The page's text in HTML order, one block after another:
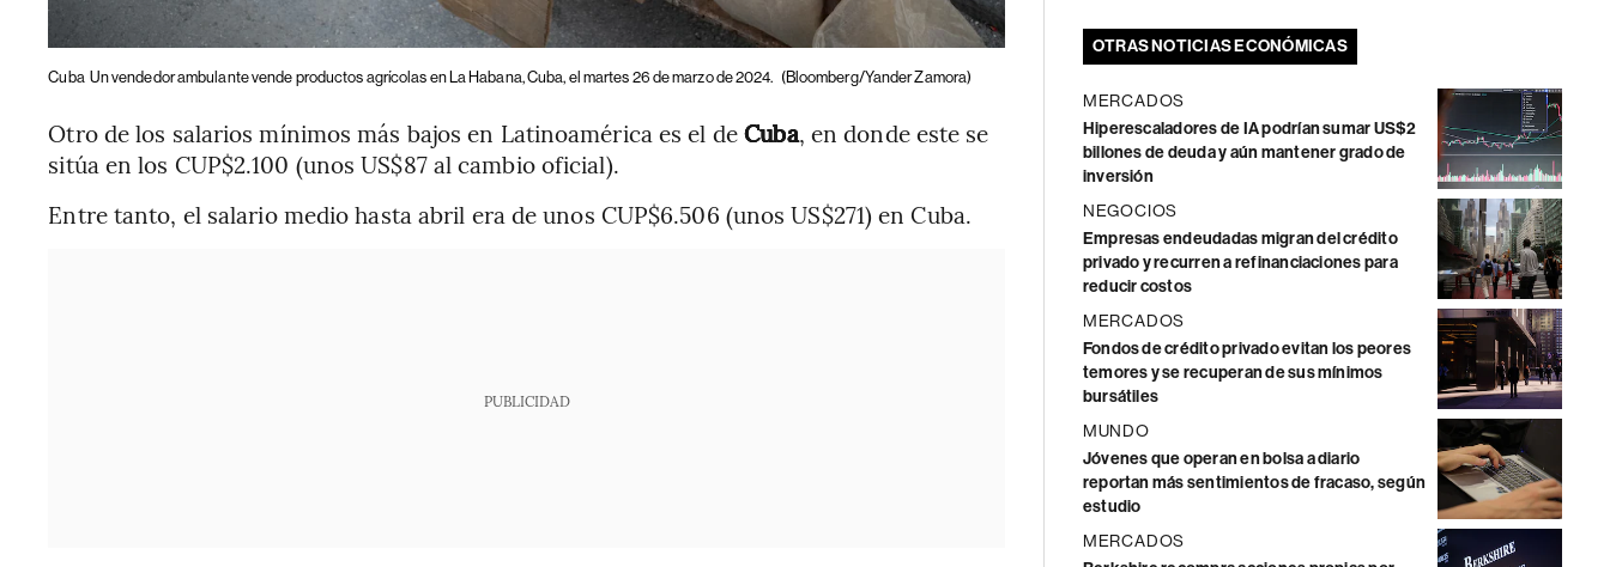
Cuba Un vendedor ambulante vende productos agrícolas en La Habana, Cuba, el martes 26 de marzo de 2024. (Bloomberg/Yander Zamora)
Otro de los salarios mínimos más bajos en Latinoamérica es el deCuba, en donde este se
sitúa en los CUP$2.100 (unos US$87 al cambio oficial).
Entre tanto, el salario medio hasta abril era de unos CUP$6.506 (unos US$271) en Cuba.
PUBLICIDAD
OTRAS NOTICIAS ECONÓMICAS
MERCADOS
Hiperescaladores de IA podrían sumar US$2
billones de deuda y aún mantener grado de
inversión
NEGOCIOS
Empresas endeudadas migran del crédito
privado y recurren a refinanciaciones para
reducir costos
MERCADOS
Fondos de crédito privado evitan los peores
temores y se recuperan de sus mínimos
bursátiles
MUNDO
Jóvenes que operan en bolsa a diario
reportan más sentimientos de fracaso, según
estudio
MERCADOS